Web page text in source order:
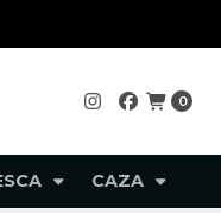
0
CAZA